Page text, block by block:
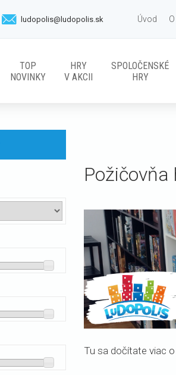
Úvod
TOP
NOVINKY
HRY
V AKCII
SPOLOČENSKÉ
HRY
ludopolis@ludopolis.sk
Požičovňa
Tu sa dočítate viac